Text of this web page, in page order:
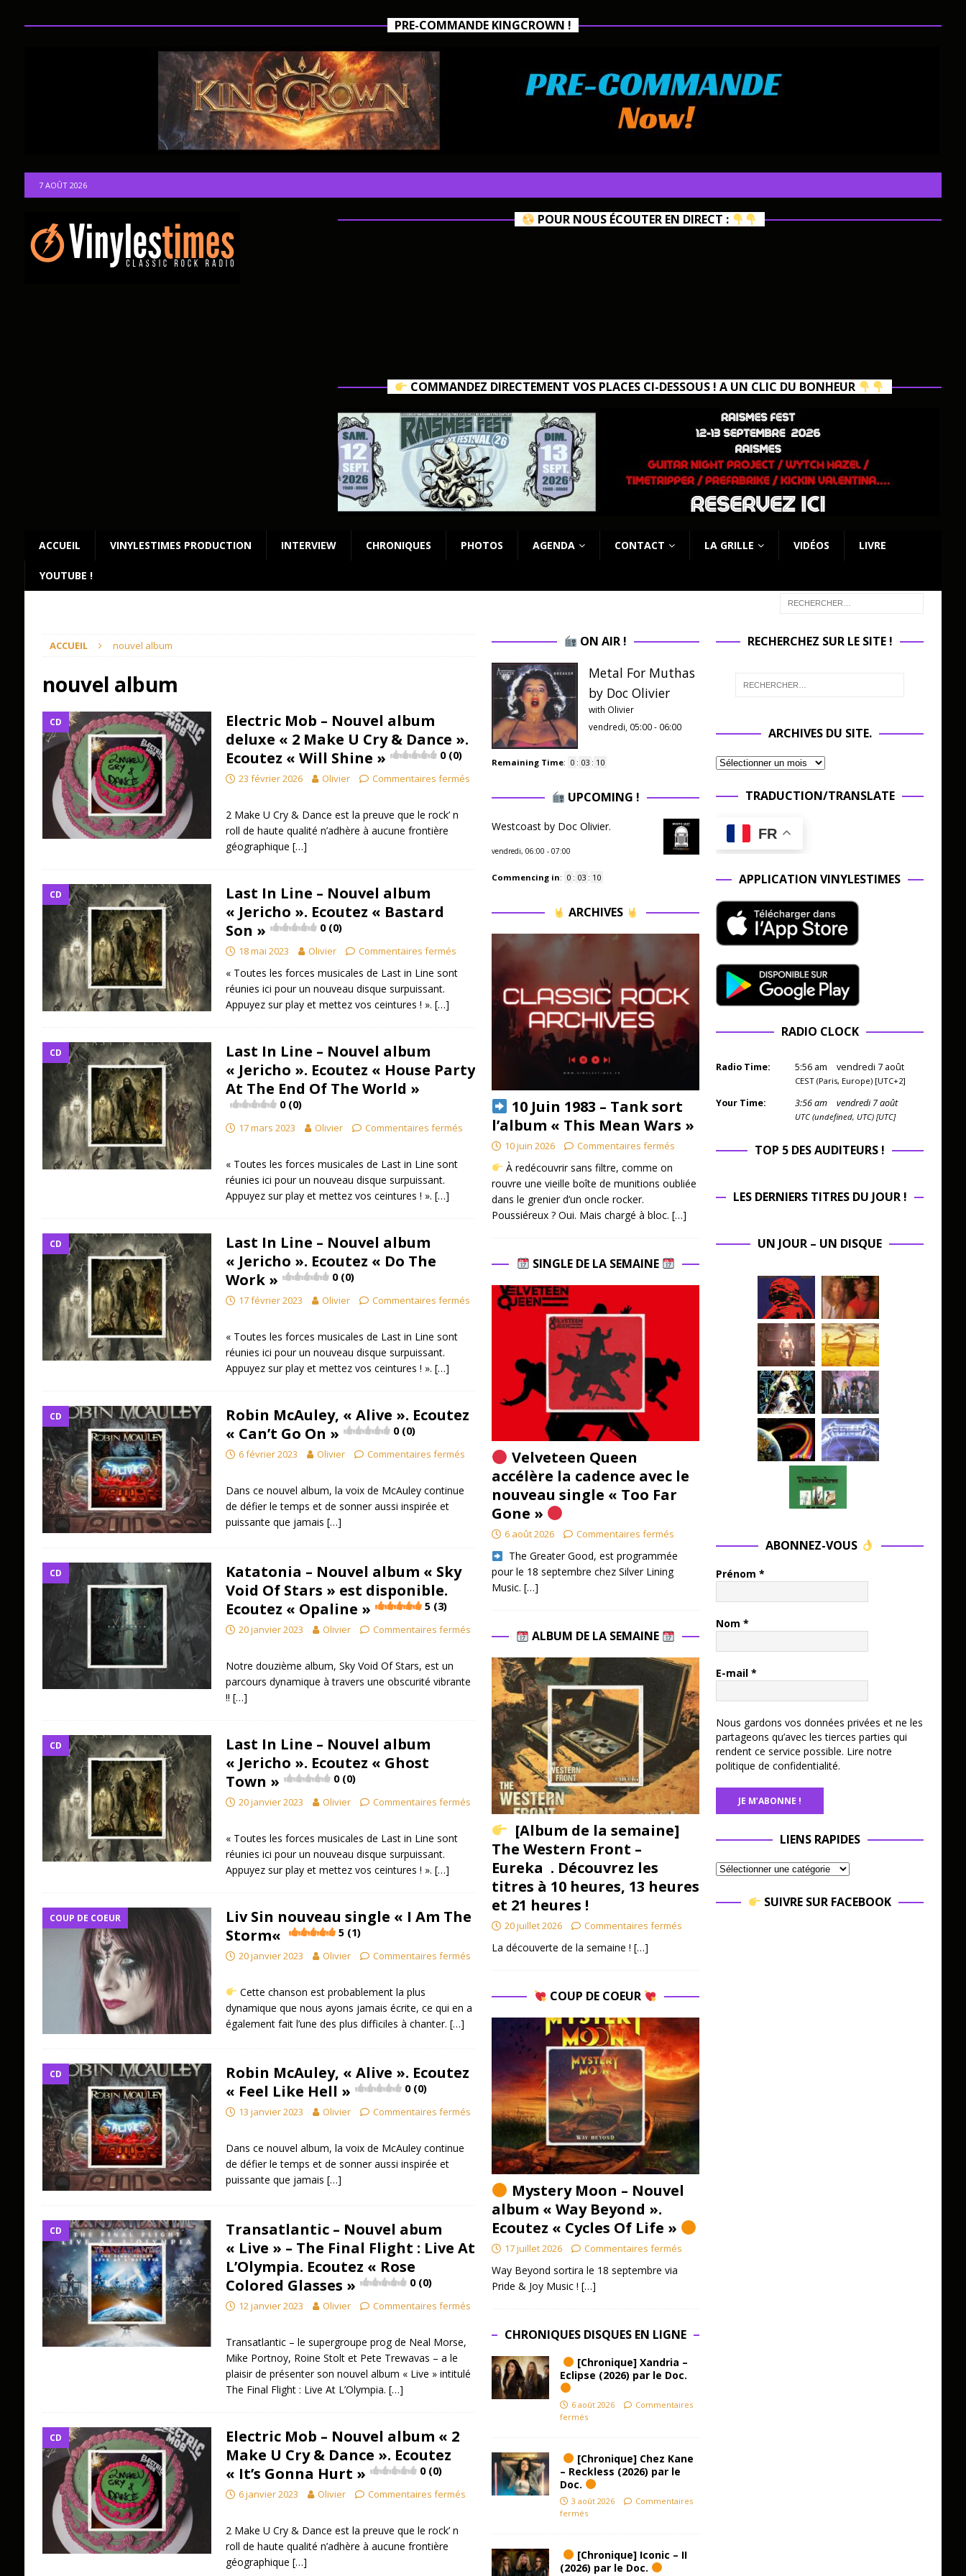
PRE-COMMANDE KINGCROWN !
7 AOÛT 2026
POUR NOUS ÉCOUTER EN DIRECT :
COMMANDEZ DIRECTEMENT VOS PLACES CI-DESSOUS ! A UN CLIC DU BONHEUR
ACCUEIL VINYLESTIMES PRODUCTION INTERVIEW CHRONIQUES PHOTOS AGENDA CONTACT LA GRILLE VIDÉOS LIVRE
YOUTUBE !
ACCUEIL nouvel album
nouvel album
CD
Electric Mob – Nouvel album
deluxe « 2 Make U Cry & Dance ».
Ecoutez « Will Shine »
0 (0)
23 février 2026 Olivier Commentaires fermés
2 Make U Cry & Dance est la preuve que le rock’ n
roll de haute qualité n’adhère à aucune frontière
géographique […]
CD
Last In Line – Nouvel album
« Jericho ». Ecoutez « Bastard
Son »
0 (0)
18 mai 2023 Olivier Commentaires fermés
« Toutes les forces musicales de Last in Line sont
réunies ici pour un nouveau disque surpuissant.
Appuyez sur play et mettez vos ceintures ! ». […]
CD
Last In Line – Nouvel album
« Jericho ». Ecoutez « House Party
At The End Of The World »
0 (0)
17 mars 2023 Olivier Commentaires fermés
« Toutes les forces musicales de Last in Line sont
réunies ici pour un nouveau disque surpuissant.
Appuyez sur play et mettez vos ceintures ! ». […]
CD
Last In Line – Nouvel album
« Jericho ». Ecoutez « Do The
Work »
0 (0)
17 février 2023 Olivier Commentaires fermés
« Toutes les forces musicales de Last in Line sont
réunies ici pour un nouveau disque surpuissant.
Appuyez sur play et mettez vos ceintures ! ». […]
CD
Robin McAuley, « Alive ». Ecoutez
« Can’t Go On »
0 (0)
6 février 2023 Olivier Commentaires fermés
Dans ce nouvel album, la voix de McAuley continue
de défier le temps et de sonner aussi inspirée et
puissante que jamais […]
CD
Katatonia – Nouvel album « Sky
Void Of Stars » est disponible.
Ecoutez « Opaline »
5 (3)
20 janvier 2023 Olivier Commentaires fermés
Notre douzième album, Sky Void Of Stars, est un
parcours dynamique à travers une obscurité vibrante
!! […]
CD
Last In Line – Nouvel album
« Jericho ». Ecoutez « Ghost
Town »
0 (0)
20 janvier 2023 Olivier Commentaires fermés
« Toutes les forces musicales de Last in Line sont
réunies ici pour un nouveau disque surpuissant.
Appuyez sur play et mettez vos ceintures ! ». […]
COUP DE COEUR Liv Sin nouveau single « I Am The
Storm« 5 (1)
20 janvier 2023 Olivier Commentaires fermés
Cette chanson est probablement la plus
dynamique que nous ayons jamais écrite, ce qui en a
également fait l’une des plus difficiles à chanter. […]
CD
Robin McAuley, « Alive ». Ecoutez
« Feel Like Hell »
0 (0)
13 janvier 2023 Olivier Commentaires fermés
Dans ce nouvel album, la voix de McAuley continue
de défier le temps et de sonner aussi inspirée et
puissante que jamais […]
CD
Transatlantic – Nouvel abum
« Live » – The Final Flight : Live At
L’Olympia. Ecoutez « Rose
Colored Glasses »
0 (0)
12 janvier 2023 Olivier Commentaires fermés
Transatlantic – le supergroupe prog de Neal Morse,
Mike Portnoy, Roine Stolt et Pete Trewavas – a le
plaisir de présenter son nouvel album « Live » intitulé
The Final Flight : Live At L’Olympia. […]
CD
Electric Mob – Nouvel album « 2
Make U Cry & Dance ». Ecoutez
« It’s Gonna Hurt »
0 (0)
6 janvier 2023 Olivier Commentaires fermés
2 Make U Cry & Dance est la preuve que le rock’ n
roll de haute qualité n’adhère à aucune frontière
géographique […]
ON AIR !
Metal For Muthas
by Doc Olivier
with Olivier
vendredi, 05:00 - 06:00
Remaining Time: 0 : 03 : 09
UPCOMING !
Westcoast by Doc Olivier.
vendredi, 06:00 - 07:00
Commencing in: 0 : 03 : 09
ARCHIVES
10 Juin 1983 – Tank sort
l’album « This Mean Wars »
10 juin 2026 Commentaires fermés
À redécouvrir sans filtre, comme on
rouvre une vieille boîte de munitions oubliée
dans le grenier d’un oncle rocker.
Poussiéreux ? Oui. Mais chargé à bloc. […]
SINGLE DE LA SEMAINE
Velveteen Queen
accélère la cadence avec le
nouveau single « Too Far
Gone »
6 août 2026 Commentaires fermés
​ The Greater Good, est programmée
pour le 18 septembre chez Silver Lining
Music. […]
ALBUM DE LA SEMAINE
[Album de la semaine]
The Western Front –
Eureka . Découvrez les
titres à 10 heures, 13 heures
et 21 heures !
20 juillet 2026 Commentaires fermés
La découverte de la semaine ! […]
COUP DE COEUR
Mystery Moon – Nouvel
album « Way Beyond ».
Ecoutez « Cycles Of Life »
17 juillet 2026 Commentaires fermés
Way Beyond sortira le 18 septembre via
Pride & Joy Music ! […]
CHRONIQUES DISQUES EN LIGNE
[Chronique] Xandria –
Eclipse (2026) par le Doc.
6 août 2026
Commentaires
fermés
[Chronique] Chez Kane
– Reckless (2026) par le
Doc.
3 août 2026
Commentaires
fermés
[Chronique] Iconic – II
(2026) par le Doc.
RECHERCHEZ SUR LE SITE !
ARCHIVES DU SITE.
TRADUCTION/TRANSLATE
FR
APPLICATION VINYLESTIMES
RADIO CLOCK
Radio Time: 5:56 am vendredi 7 août
CEST (Paris, Europe) [UTC+2]
Your Time: 3:56am vendredi 7 août
UTC (undefined, UTC) [UTC]
TOP 5 DES AUDITEURS !
LES DERNIERS TITRES DU JOUR !
UN JOUR – UN DISQUE
ABONNEZ-VOUS
Prénom *
Nom *
E-mail *
Nous gardons vos données privées et ne les
partageons qu’avec les tierces parties qui
rendent ce service possible. Lire notre
politique de confidentialité.
LIENS RAPIDES
SUIVRE SUR FACEBOOK